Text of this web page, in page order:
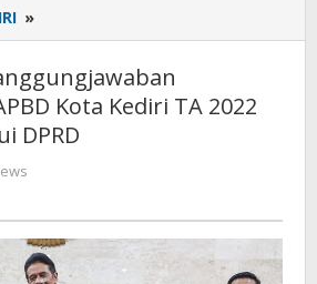
»
Pertanggungjawaban
Pelaksanaan
APBD
Kota
Kediri
Disetujui
DPRD
Kota Kediri TA 2022
DPRD